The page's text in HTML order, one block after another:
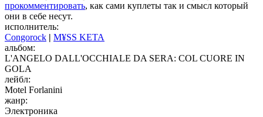
прокомментировать, как сами куплеты так и смысл который
они в себе несут.
исполнитель:
Congorock
M¥SS KETA
альбом:
L'ANGELO DALL'OCCHIALE DA SERA: COL CUORE IN
GOLA
лейбл:
Motel Forlanini
жанр:
Электроника